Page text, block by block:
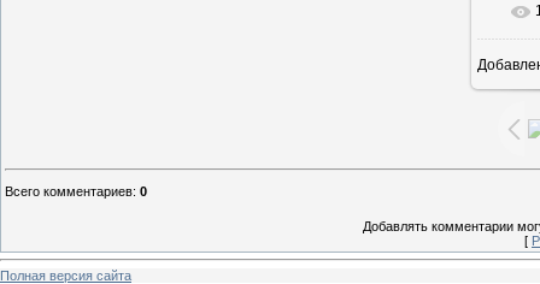
Всего комментариев: 0
Добавлять комментарии
[
Полная версия сайта